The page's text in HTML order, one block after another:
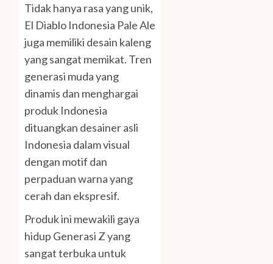
Tidak hanya rasa yang unik,
El Diablo Indonesia Pale Ale
juga memiliki desain kaleng
yang sangat memikat. Tren
generasi muda yang
dinamis dan menghargai
produk Indonesia
dituangkan desainer asli
Indonesia dalam visual
dengan motif dan
perpaduan warna yang
cerah dan ekspresif.
Produk ini mewakili gaya
hidup Generasi Z yang
sangat terbuka untuk